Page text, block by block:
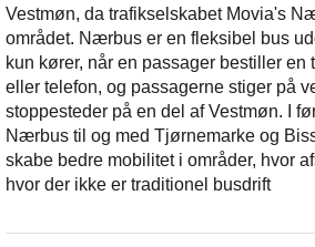
Vestmøn, da trafikselskabet Movia's
området. Nærbus er en fleksibel bus
kun kører, når en passager bestiller en
eller telefon, og passagerne stiger på
stoppesteder på en del af Vestmøn. I
Nærbus til og med Tjørnemarke og
skabe bedre mobilitet i områder, hvor
hvor der ikke er traditionel busdrift